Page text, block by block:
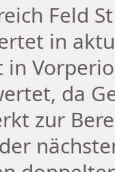
Feld
in
in
da
zur